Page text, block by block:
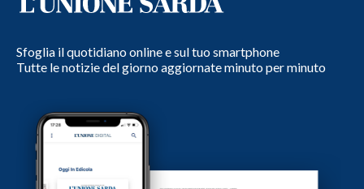
Sfoglia il quotidiano online e sul tuo smartphone
Tutte le notizie del giorno aggiornate minuto per minuto